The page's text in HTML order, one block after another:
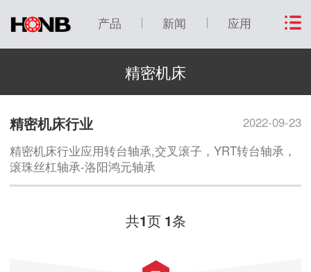
产品 新闻 应用
精密机床
2022-09-23
精密机床行业
精密机床行业应用转台轴承,交叉滚子，YRT转台轴承，
滚珠丝杠轴承-洛阳鸿元轴承
共1页 1条